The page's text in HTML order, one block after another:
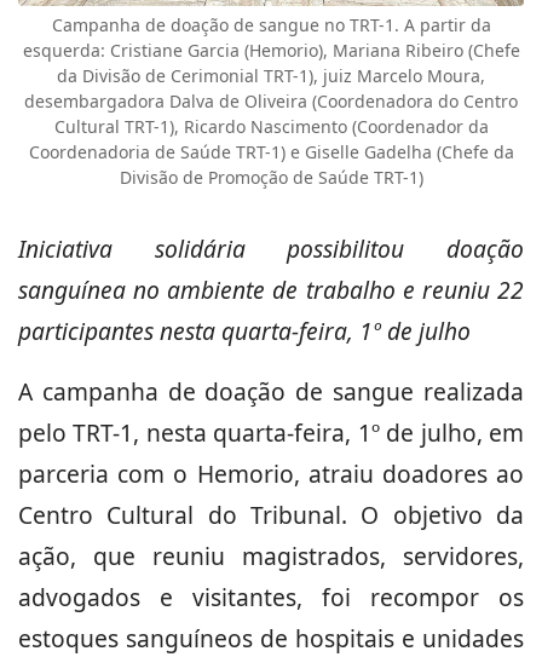
Campanha de doação de sangue no TRT-1. A partir da
esquerda: Cristiane Garcia (Hemorio), Mariana Ribeiro (Chefe
da Divisão de Cerimonial TRT-1), juiz Marcelo Moura,
desembargadora Dalva de Oliveira (Coordenadora do Centro
Cultural TRT-1), Ricardo Nascimento (Coordenador da
Coordenadoria de Saúde TRT-1) e Giselle Gadelha (Chefe da
Divisão de Promoção de Saúde TRT-1)
Iniciativa solidária possibilitou doação
sanguínea no ambiente de trabalho e reuniu 22
participantes nesta quarta-feira, 1º de julho
A campanha de doação de sangue realizada
pelo TRT-1, nesta quarta-feira, 1º de julho, em
parceria com o Hemorio, atraiu doadores ao
Centro Cultural do Tribunal. O objetivo da
ação, que reuniu magistrados, servidores,
advogados e visitantes, foi recompor os
estoques sanguíneos de hospitais e unidades